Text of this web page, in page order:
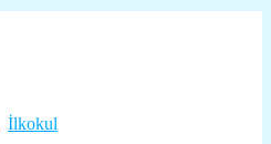
İlkokul